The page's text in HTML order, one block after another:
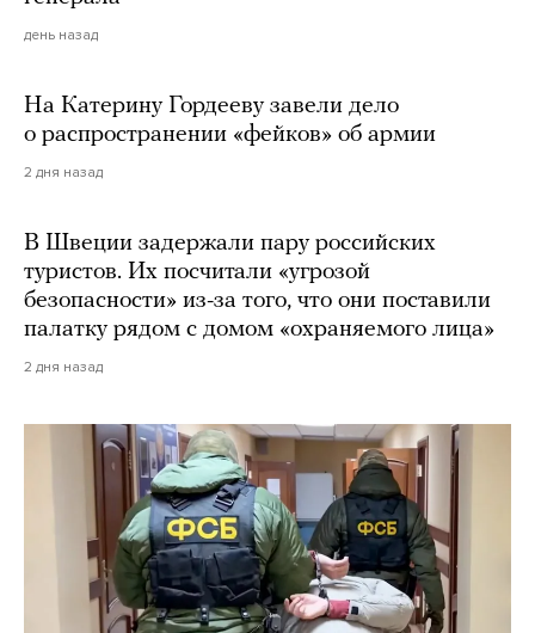
день назад
На Катерину Гордееву завели дело
о распространении «фейков» об армии
2 дня назад
В Швеции задержали пару российских
туристов. Их посчитали «угрозой
безопасности» из-за того, что они поставили
палатку рядом с домом «охраняемого лица»
2 дня назад